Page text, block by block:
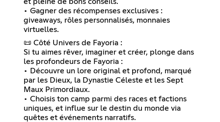
• Gagner des récompenses exclusives :
giveaways, rôles personnalisés, monnaies
virtuelles.
📜 Côté Univers de Fayoria :
Si tu aimes rêver, imaginer et créer, plonge dans
les profondeurs de Fayoria :
• Découvre un lore original et profond, marqué
par les Dieux, la Dynastie Céleste et les Sept
Maux Primordiaux.
• Choisis ton camp parmi des races et factions
uniques, et influe sur le destin du monde via
quêtes et événements narratifs.